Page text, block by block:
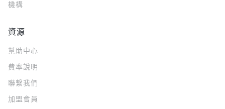
機構
資源
幫助中心
費率說明
聯繫我們
加盟會員